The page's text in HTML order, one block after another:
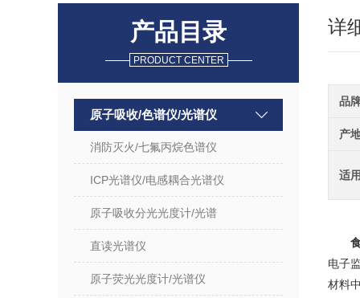
产品目录
PRODUCT CENTER
原子吸收/色谱仪/光谱仪
消防灭火/七氟丙烷色谱仪
ICP光谱仪/电感耦合光谱仪
原子吸收分光光度计/光谱
直读光谱仪
原子荧光光度计/光谱仪
详
品
产
适
电子
材料